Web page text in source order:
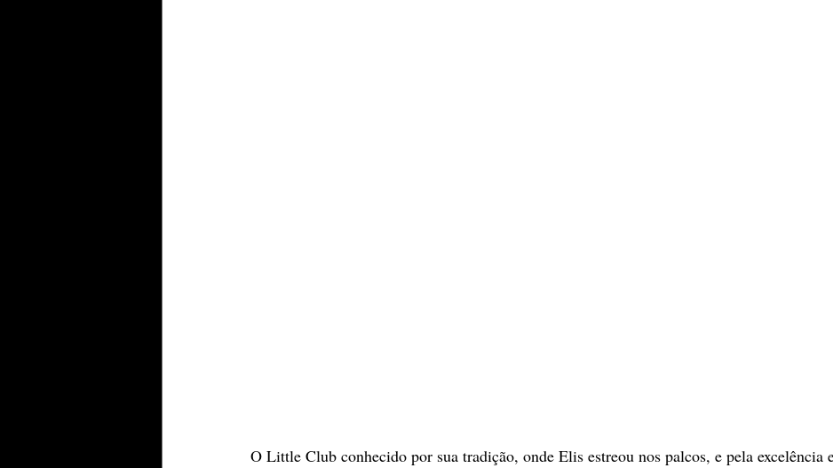
O Little Club conhecido por sua tradição, onde Elis estreou nos palcos, e pela excelência